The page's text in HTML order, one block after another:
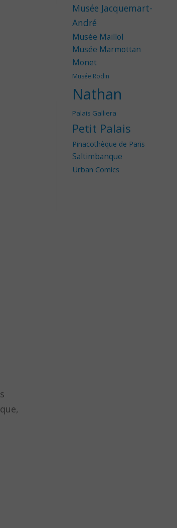
Musée Jacquemart-
André
Musée Maillol
Musée Marmottan
Monet
Musée Rodin
Nathan
Palais Galliera
Petit Palais
Pinacothèque de Paris
Saltimbanque
Urban Comics